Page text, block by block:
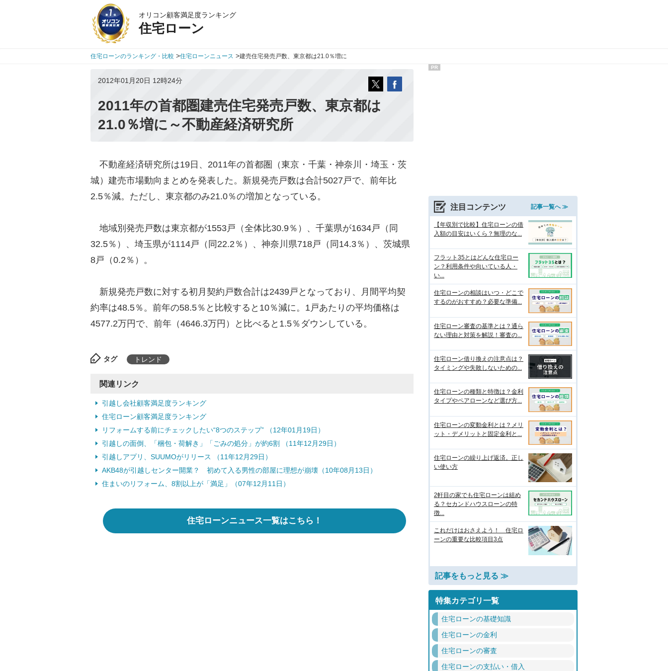
オリコン顧客満足度ランキング
住宅ローン
住宅ローンのランキング・比較 >住宅ローンニュース >建売住宅発売戸数、東京都は21.0％増に
2012年01月20日 12時24分
2011年の首都圏建売住宅発売戸数、東京都は
21.0％増に～不動産経済研究所
不動産経済研究所は19日、2011年の首都圏（東京・千葉・神奈川・埼玉・茨
城）建売市場動向まとめを発表した。新規発売戸数は合計5027戸で、前年比
2.5％減。ただし、東京都のみ21.0％の増加となっている。
地域別発売戸数は東京都が1553戸（全体比30.9％）、千葉県が1634戸（同
32.5％）、埼玉県が1114戸（同22.2％）、神奈川県718戸（同14.3％）、茨城県
8戸（0.2％）。
新規発売戸数に対する初月契約戸数合計は2439戸となっており、月間平均契
約率は48.5％。前年の58.5％と比較すると10％減に。1戸あたりの平均価格は
4577.2万円で、前年（4646.3万円）と比べると1.5％ダウンしている。
タグ トレンド
関連リンク
引越し会社顧客満足度ランキング
住宅ローン顧客満足度ランキング
リフォームする前にチェックしたい“8つのステップ” （12年01月19日）
引越しの面倒、「梱包・荷解き」「ごみの処分」が約6割 （11年12月29日）
引越しアプリ、SUUMOがリリース （11年12月29日）
AKB48が引越しセンター開業？ 初めて入る男性の部屋に理想が崩壊（10年08月13日）
住まいのリフォーム、8割以上が「満足」（07年12月11日）
住宅ローンニュース一覧はこちら！
PR
注目コンテンツ 記事一覧へ ≫
【年収別で比較】住宅ローンの借
入額の目安はいくら？無理のな...
フラット35とはどんな住宅ロー
ン？利用条件や向いている人・
い...
住宅ローンの相談はいつ・どこで
するのがおすすめ？必要な準備...
住宅ローン審査の基準とは？通ら
ない理由と対策を解説！審査の...
住宅ローン借り換えの注意点は？
タイミングや失敗しないための...
住宅ローンの種類と特徴は？金利
タイプやペアローンなど選び方...
住宅ローンの変動金利とは？メリ
ット・デメリットと固定金利と...
住宅ローンの繰り上げ返済。正し
い使い方
2軒目の家でも住宅ローンは組め
る？セカンドハウスローンの特
徴...
これだけはおさえよう！ 住宅ロ
ーンの重要な比較項目3点
記事をもっと見る ≫
特集カテゴリ一覧
住宅ローンの基礎知識
住宅ローンの金利
住宅ローンの審査
住宅ローンの支払い・借入